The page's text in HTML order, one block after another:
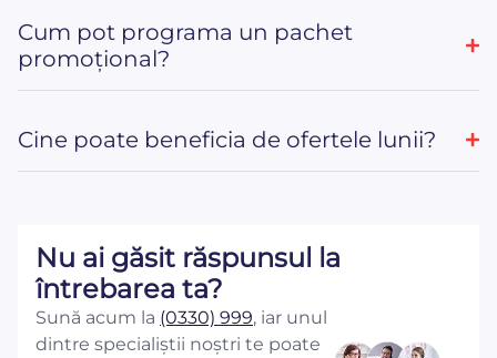
Cum pot programa un pachet
promoțional?
Cine poate beneficia de ofertele lunii?
Nu ai găsit răspunsul la
întrebarea ta?
Sună acum la (0330) 999, iar unul
dintre specialiștii noștri te poate